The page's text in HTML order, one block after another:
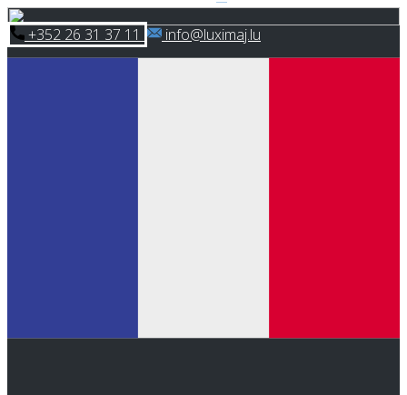
Skip
to
content
​+352 26 31 37 11 ​info@luximaj.lu